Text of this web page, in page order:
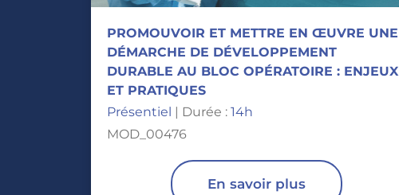
PROMOUVOIR ET METTRE EN ŒUVRE UNE
DÉMARCHE DE DÉVELOPPEMENT
DURABLE AU BLOC OPÉRATOIRE : ENJEUX
ET PRATIQUES
Présentiel | Durée : 14h
MOD_00476
En savoir plus